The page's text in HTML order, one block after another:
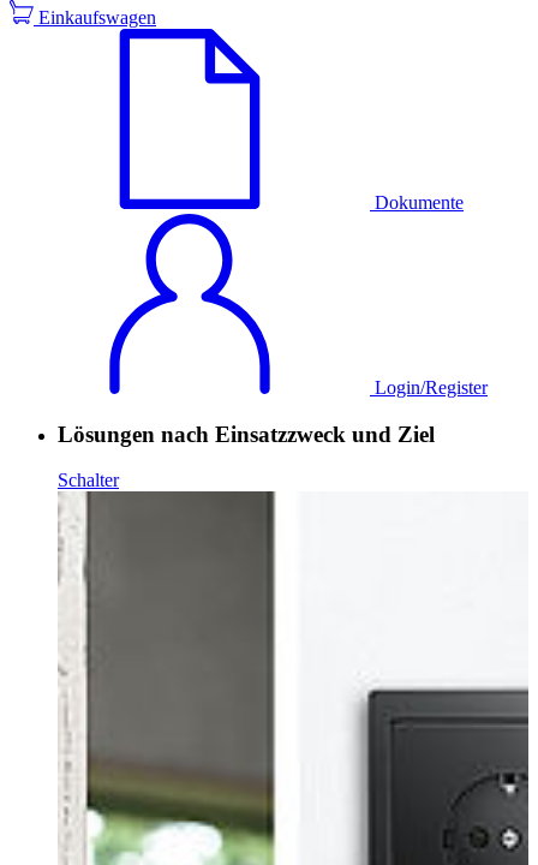
Einkaufswagen
Dokumente
Login/Register
Lösungen nach Einsatzzweck und Ziel
Schalter